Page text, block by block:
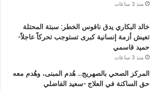
منذ 3 ساعات
خالد البكاري يدق ناقوس الخطر: سبتة المحتلة
تعيش أزمة إنسانية كبرى تستوجب تحركاً عاجلاً-
حميد قاسمي
منذ 3 ساعات
المركز الصحي بالصهريج… هُدم المبنى، وهُدم معه
حق الساكنة في العلاج -سعيد الفاضلي